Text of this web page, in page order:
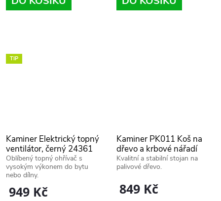
TIP
Kaminer Elektrický topný
ventilátor, černý 24361
949 Kč
Oblíbený topný ohřívač s
vysokým výkonem do bytu
nebo dílny.
Kaminer PK011 Koš na
dřevo a krbové nářadí
30x40x73cm černá
849 Kč
Kvalitní a stabilní stojan na
palivové dřevo.